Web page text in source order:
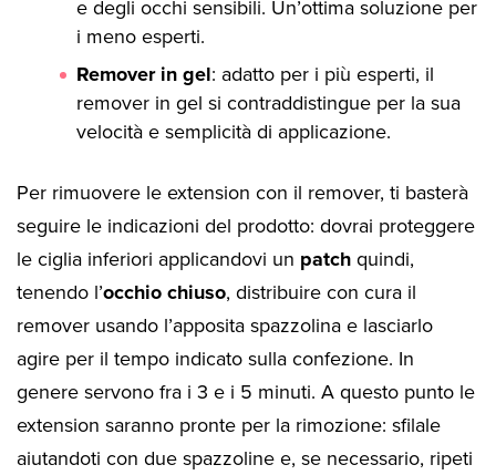
e degli occhi sensibili. Un’ottima soluzione per
i meno esperti.
Remover in gel: adatto per i più esperti, il
remover in gel si contraddistingue per la sua
velocità e semplicità di applicazione.
Per rimuovere le extension con il remover, ti basterà
seguire le indicazioni del prodotto: dovrai proteggere
le ciglia inferiori applicandovi un patchquindi,
tenendo l’occhio chiuso, distribuire con cura il
remover usando l’apposita spazzolina e lasciarlo
agire per il tempo indicato sulla confezione. In
genere servono fra i 3 e i 5 minuti. A questo punto le
extension saranno pronte per la rimozione: sfilale
aiutandoti con due spazzoline e, se necessario, ripeti